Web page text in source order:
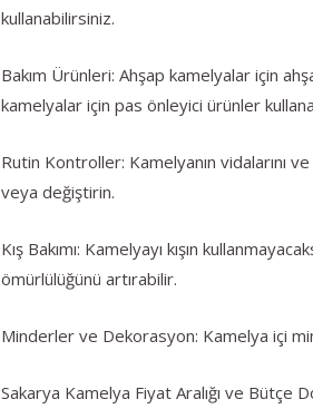
kullanabilirsiniz.
Bakım Ürünleri: Ahşap kamelyalar için
kamelyalar için pas önleyici ürünler
Rutin Kontroller: Kamelyanın vidalarını
veya değiştirin.
Kış Bakımı: Kamelyayı kışın
ömürlülüğünü artırabilir.
Minderler ve Dekorasyon: Kamelya içi
Sakarya Kamelya Fiyat Aralığı ve Bütçe